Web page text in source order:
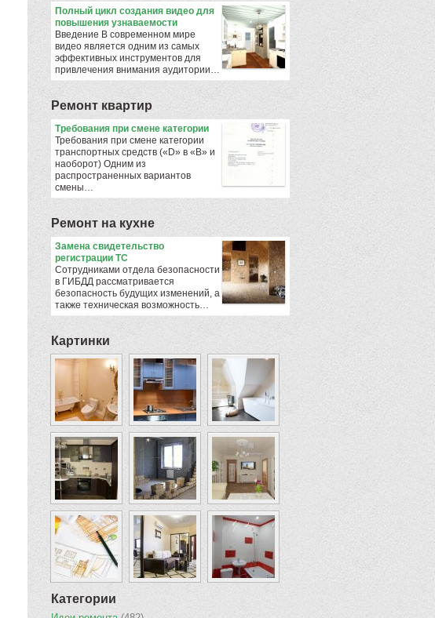
Полный цикл создания видео для
повышения узнаваемости
Введение В современном мире
видео является одним из самых
эффективных инструментов для
привлечения внимания аудитории…
Ремонт квартир
​Требования при смене категории
Требования при смене категории
транспортных средств («D» в «B» и
наоборот) Одним из
распространенных вариантов
смены…
Ремонт на кухне
Замена свидетельство
регистрации ТС
Сотрудниками отдела безопасности
в ГИБДД рассматривается
безопасность будущих изменений, а
также техническая возможность…
Картинки
Категории